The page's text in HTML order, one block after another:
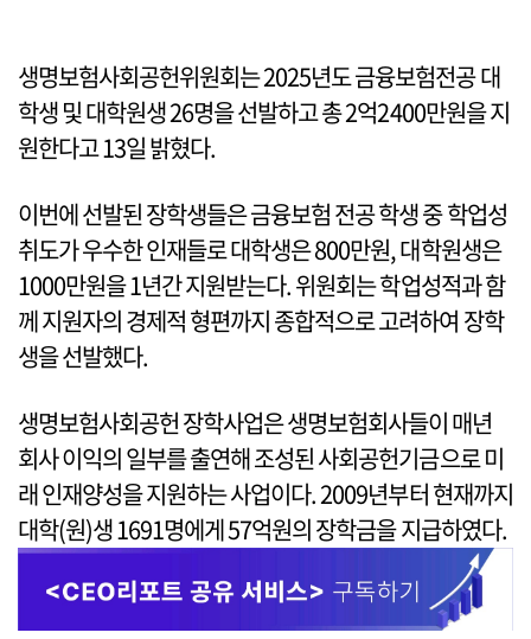
생명보험사회공헌위원회는 2025년도 금융보험전공 대
학생 및 대학원생 26명을 선발하고 총 2억2400만원을 지
원한다고 13일 밝혔다.
이번에 선발된 장학생들은 금융보험 전공 학생 중 학업성
취도가 우수한 인재들로 대학생은 800만원, 대학원생은
1000만원을 1년간 지원받는다. 위원회는 학업성적과 함
께 지원자의 경제적 형편까지 종합적으로 고려하여 장학
생을 선발했다.
생명보험사회공헌 장학사업은 생명보험회사들이 매년
회사 이익의 일부를 출연해 조성된 사회공헌기금으로 미
래 인재양성을 지원하는 사업이다. 2009년부터 현재까지
대학(원)생 1691명에게 57억원의 장학금을 지급하였다.